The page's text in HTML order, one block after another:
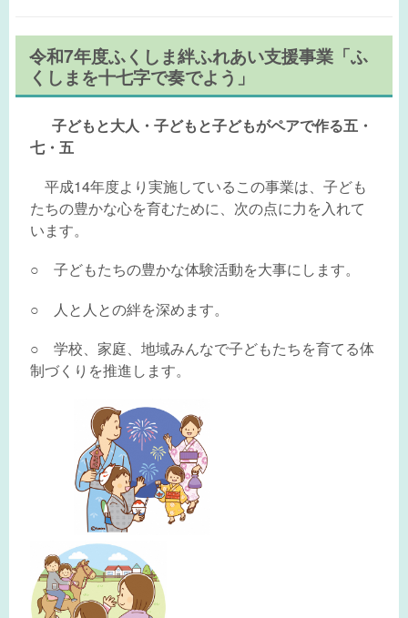
令和7年度ふくしま絆ふれあい支援事業「ふ
くしまを十七字で奏でよう」
子どもと大人・子どもと子どもがペアで作る五・
七・五
平成14年度より実施しているこの事業は、子ども
たちの豊かな心を育むために、次の点に力を入れて
います。
○ 子どもたちの豊かな体験活動を大事にします。
○ 人と人との絆を深めます。
○ 学校、家庭、地域みんなで子どもたちを育てる体
制づくりを推進します。